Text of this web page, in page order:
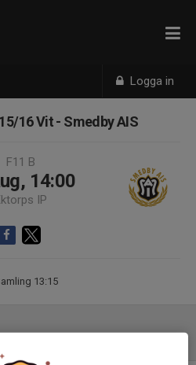
Logga in
16 Vit - Smedby AIS
F11 B
14:00
IP
13:15